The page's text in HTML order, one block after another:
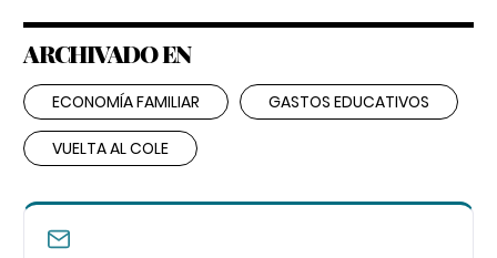
ARCHIVADO EN
ECONOMÍA FAMILIAR GASTOS EDUCATIVOS
VUELTA AL COLE